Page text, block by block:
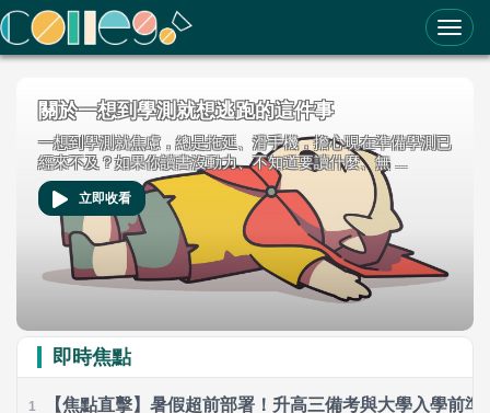
ColleGo! 大學選才與高中育才輔助系統
關於一想到學測就想逃跑的這件事
一想到學測就焦慮，總是拖延、滑手機，擔心現在準備學測已
經來不及？如果你讀書沒動力、不知道要讀什麼、無 ...
立即收看
即時焦點
1 【焦點直擊】暑假超前部署！升高三備考與大學入學前準